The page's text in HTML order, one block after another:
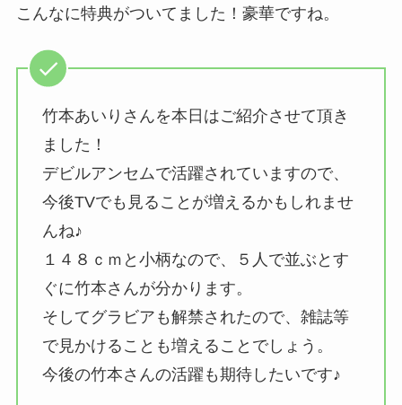
こんなに特典がついてました！豪華ですね。
竹本あいりさんを本日はご紹介させて頂き
ました！
デビルアンセムで活躍されていますので、
今後TVでも見ることが増えるかもしれませ
んね♪
１４８ｃｍと小柄なので、５人で並ぶとす
ぐに竹本さんが分かります。
そしてグラビアも解禁されたので、雑誌等
で見かけることも増えることでしょう。
今後の竹本さんの活躍も期待したいです♪